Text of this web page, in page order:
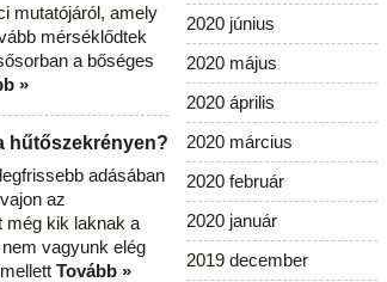
mutatójáról, amely
mérséklődtek
a bőséges
»
hűtőszekrényen?
adásában
az
még kik laknak a
vagyunk elég
Tovább »
2020 június
2020 május
2020 április
2020 március
2020 február
2020 január
2019 december